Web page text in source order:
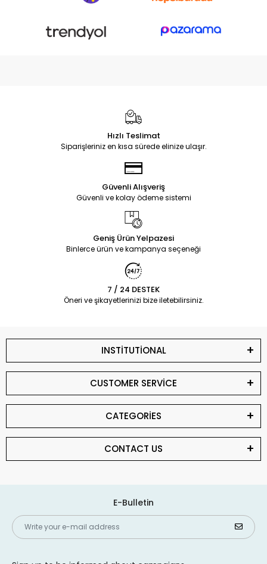
Hızlı Teslimat
Siparişleriniz en kısa sürede elinize ulaşır.
Güvenli Alışveriş
Güvenli ve kolay ödeme sistemi
Geniş Ürün Yelpazesi
Binlerce ürün ve kampanya seçeneği
7 / 24 DESTEK
Öneri ve şikayetlerinizi bize iletebilirsiniz.
INSTİTUTİONAL
CUSTOMER SERVİCE
CATEGORİES
CONTACT US
E-Bulletin